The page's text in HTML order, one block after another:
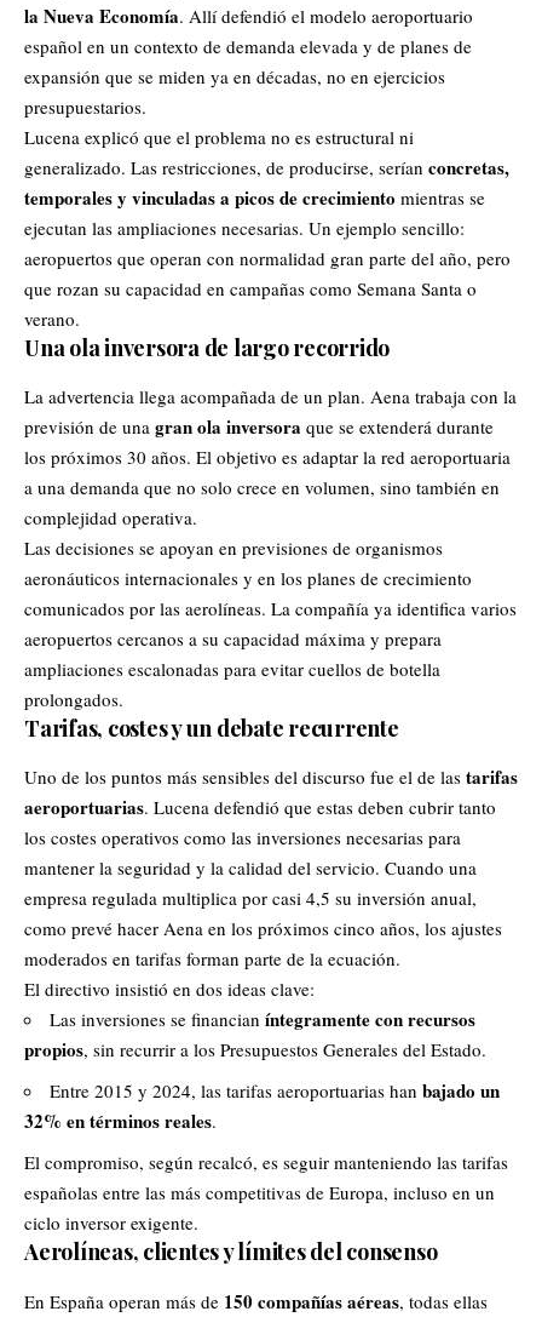
la Nueva Economía. Allí defendió el modelo aeroportuario
español en un contexto de demanda elevada y de planes de
expansión que se miden ya en décadas, no en ejercicios
presupuestarios.
Lucena explicó que el problema no es estructural ni
generalizado. Las restricciones, de producirse, serían concretas,
temporales y vinculadas a picos de crecimiento mientras se
ejecutan las ampliaciones necesarias. Un ejemplo sencillo:
aeropuertos que operan con normalidad gran parte del año, pero
que rozan su capacidad en campañas como Semana Santa o
verano.
Una ola inversora de largo recorrido
La advertencia llega acompañada de un plan. Aena trabaja con la
previsión de una gran ola inversora que se extenderá durante
los próximos 30 años. El objetivo es adaptar la red aeroportuaria
a una demanda que no solo crece en volumen, sino también en
complejidad operativa.
Las decisiones se apoyan en previsiones de organismos
aeronáuticos internacionales y en los planes de crecimiento
comunicados por las aerolíneas. La compañía ya identifica varios
aeropuertos cercanos a su capacidad máxima y prepara
ampliaciones escalonadas para evitar cuellos de botella
prolongados.
Tarifas, costes y un debate recurrente
Uno de los puntos más sensibles del discurso fue el de las tarifas
aeroportuarias. Lucena defendió que estas deben cubrir tanto
los costes operativos como las inversiones necesarias para
mantener la seguridad y la calidad del servicio. Cuando una
empresa regulada multiplica por casi 4,5 su inversión anual,
como prevé hacer Aena en los próximos cinco años, los ajustes
moderados en tarifas forman parte de la ecuación.
El directivo insistió en dos ideas clave:
Las inversiones se financian íntegramente con recursos
propios, sin recurrir a los Presupuestos Generales del Estado.
Entre 2015 y 2024, las tarifas aeroportuarias han bajado un
32% en términos reales.
El compromiso, según recalcó, es seguir manteniendo las tarifas
españolas entre las más competitivas de Europa, incluso en un
ciclo inversor exigente.
Aerolíneas, clientes y límites del consenso
En España operan más de 150 compañías aéreas, todas ellas